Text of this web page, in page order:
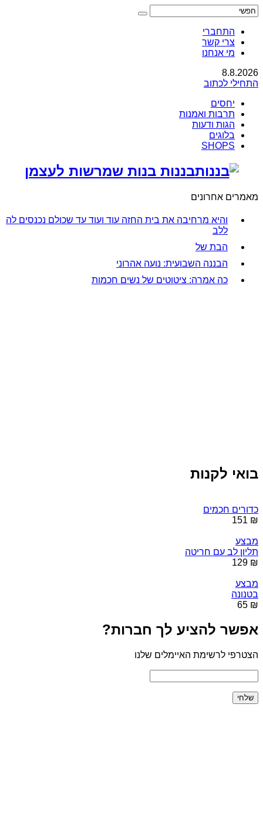
התחברי
צרי קשר
מי אנחנו
8.8.2026
התחילי לכתוב
יחסים
תרבות ואמנות
הגות ודעות
בלוגים
SHOPS
בננות בנות שמרשות לעצמן
מאמרים אחרונים
והיא מרחיבה את בית החזה עוד ועוד עד שכולם נכנסים לה
ללב
הבת של
הבננה השבועית: נועה אהרוני
כה אמרה: ציטוטים של נשים חכמות
בואי לקנות
כדורים חכמים
₪ 151
מבצע
תליון לב עם חריטה
₪ 129
מבצע
בטנונה
₪ 65
אפשר להציע לך חברות?
הצטרפי לרשימת האיימלים שלנו